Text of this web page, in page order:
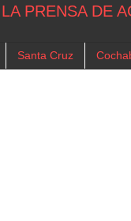
PRENSA DE
Santa Cruz